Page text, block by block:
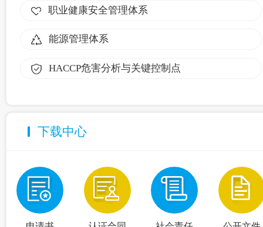
职业健康安全管理体系
能源管理体系
HACCP危害分析与关键控制点
下载中心